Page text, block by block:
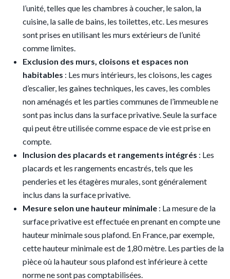
l’unité, telles que les chambres à coucher, le salon, la
cuisine, la salle de bains, les toilettes, etc. Les mesures
sont prises en utilisant les murs extérieurs de l’unité
comme limites.
Exclusion des murs, cloisons et espaces non
habitables : Les murs intérieurs, les cloisons, les cages
d’escalier, les gaines techniques, les caves, les combles
non aménagés et les parties communes de l’immeuble ne
sont pas inclus dans la surface privative. Seule la surface
qui peut être utilisée comme espace de vie est prise en
compte.
Inclusion des placards et rangements intégrés : Les
placards et les rangements encastrés, tels que les
penderies et les étagères murales, sont généralement
inclus dans la surface privative.
Mesure selon une hauteur minimale : La mesure de la
surface privative est effectuée en prenant en compte une
hauteur minimale sous plafond. En France, par exemple,
cette hauteur minimale est de 1,80 mètre. Les parties de la
pièce où la hauteur sous plafond est inférieure à cette
norme ne sont pas comptabilisées.